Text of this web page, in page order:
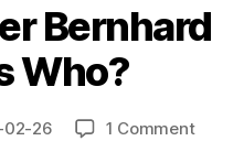
Bernhard
Who?
02-26 1 Commenton